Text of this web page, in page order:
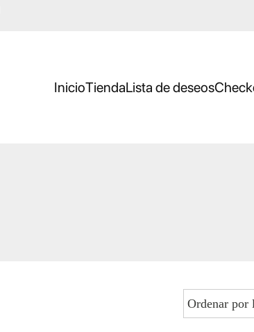
InicioTiendaLista de deseos